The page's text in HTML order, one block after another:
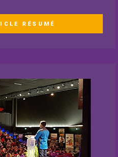
RÉSUMÉ